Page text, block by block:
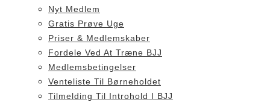
Nyt Medlem
Gratis Prøve Uge
Priser & Medlemskaber
Fordele Ved At Træne BJJ
Medlemsbetingelser
Venteliste Til Børneholdet
Tilmelding Til Introhold I BJJ